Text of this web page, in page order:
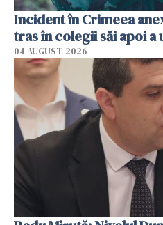
Incident în Crimeea
tras în colegii săi apoi a
04 AUGUST 2026